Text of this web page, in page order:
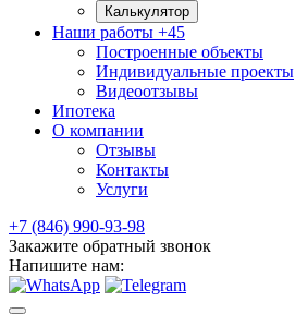
Калькулятор
Наши работы +45
Построенные объекты
Индивидуальные проекты
Видеоотзывы
Ипотека
О компании
Отзывы
Контакты
Услуги
+7 (846) 990-93-98
Закажите обратный звонок
Напишите нам: